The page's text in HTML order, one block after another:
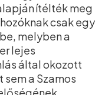
ítélték meg
csak egy
melyben a
lejes
által okozott
a Szamos